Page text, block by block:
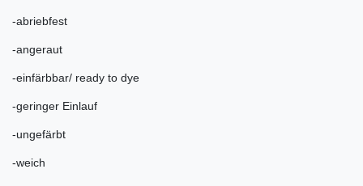
-abriebfest
-angeraut
-einfärbbar/ ready to dye
-geringer Einlauf
-ungefärbt
-weich